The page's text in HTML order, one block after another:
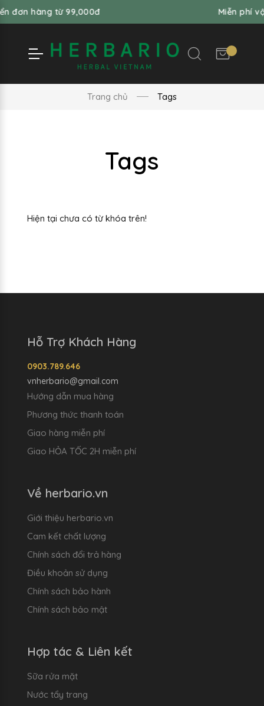
đơn hàng từ 99,000đ Miễn phí
Trang chủ Tags
Tags
Hiện tại chưa có từ khóa trên!
Hỗ Trợ Khách Hàng
0903.789.646
vnherbario@gmail.com
Hướng dẫn mua hàng
Phương thức thanh toán
Giao hàng miễn phí
Giao HỎA TỐC 2H miễn phí
Về herbario.vn
Giới thiệu herbario.vn
Cam kết chất lượng
Chính sách đổi trả hàng
Điều khoản sử dụng
Chính sách bảo hành
Chính sách bảo mật
Hợp tác & Liên kết
Sữa rửa mặt
Nước tẩy trang